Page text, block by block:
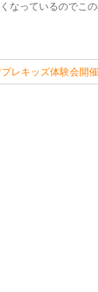
なっているのでこ
レキッズ体験会開催